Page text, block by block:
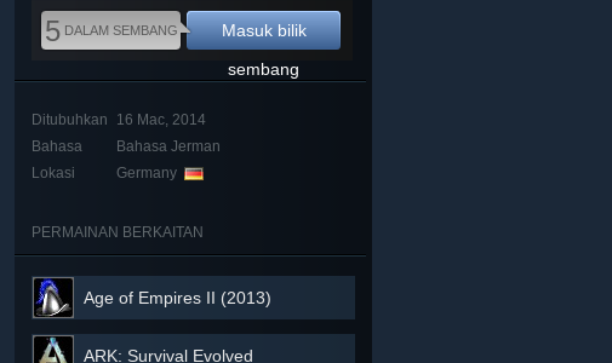
5 DALAM SEMBANG
Masuk bilik
sembang
Ditubuhkan
16 Mac, 2014
Bahasa
Bahasa Jerman
Lokasi
Germany
PERMAINAN BERKAITAN
Age of Empires II (2013)
ARK: Survival Evolved